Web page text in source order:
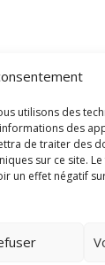
utilisons des
des
de traiter des
sur ce site.
un effet négatif